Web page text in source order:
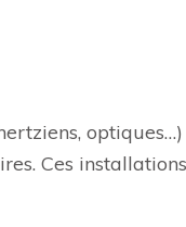
Ces